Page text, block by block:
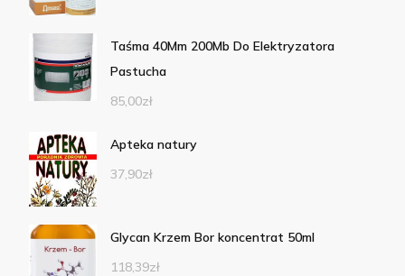
Taśma 40Mm 200Mb Do Elektryzatora
Pastucha
85,00zł
Apteka natury
37,90zł
Glycan Krzem Bor koncentrat 50ml
118,39zł